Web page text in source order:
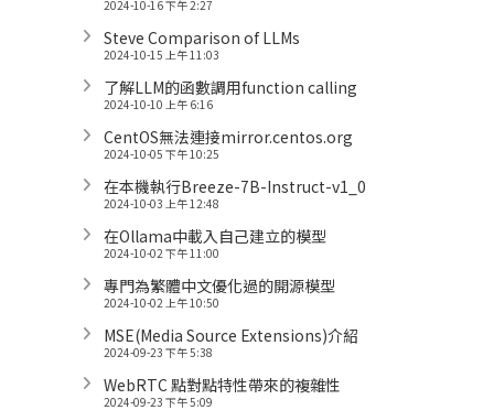
2024-10-16 下午 2:27
Steve Comparison of LLMs
2024-10-15 上午 11:03
了解LLM的函數調用function calling
2024-10-10 上午 6:16
CentOS無法連接mirror.centos.org
2024-10-05 下午 10:25
在本機執行Breeze-7B-Instruct-v1_0
2024-10-03 上午 12:48
在Ollama中載入自己建立的模型
2024-10-02 下午 11:00
專門為繁體中文優化過的開源模型
2024-10-02 上午 10:50
MSE(Media Source Extensions)介紹
2024-09-23 下午 5:38
WebRTC 點對點特性帶來的複雜性
2024-09-23 下午 5:09